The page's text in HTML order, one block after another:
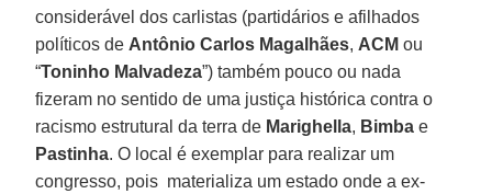
considerável dos carlistas (partidários e afilhados
políticos de Antônio Carlos Magalhães, ACM ou
“Toninho Malvadeza”) também pouco ou nada
fizeram no sentido de uma justiça histórica contra o
racismo estrutural da terra de Marighella, Bimba e
Pastinha. O local é exemplar para realizar um
congresso, pois materializa um estado onde a ex-